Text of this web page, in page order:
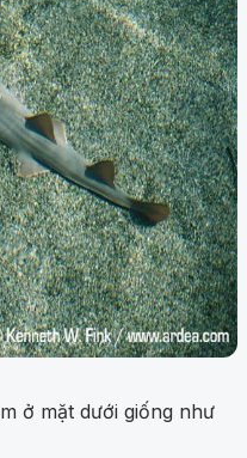
ở mặt dưới giống như